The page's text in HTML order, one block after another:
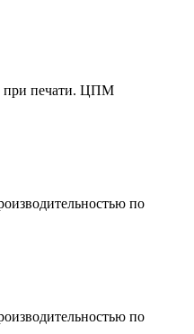
при печати. ЦПМ
по
по